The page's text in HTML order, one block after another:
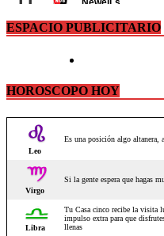
ESPACIO PUBLICITARIO
HOROSCOPO HOY